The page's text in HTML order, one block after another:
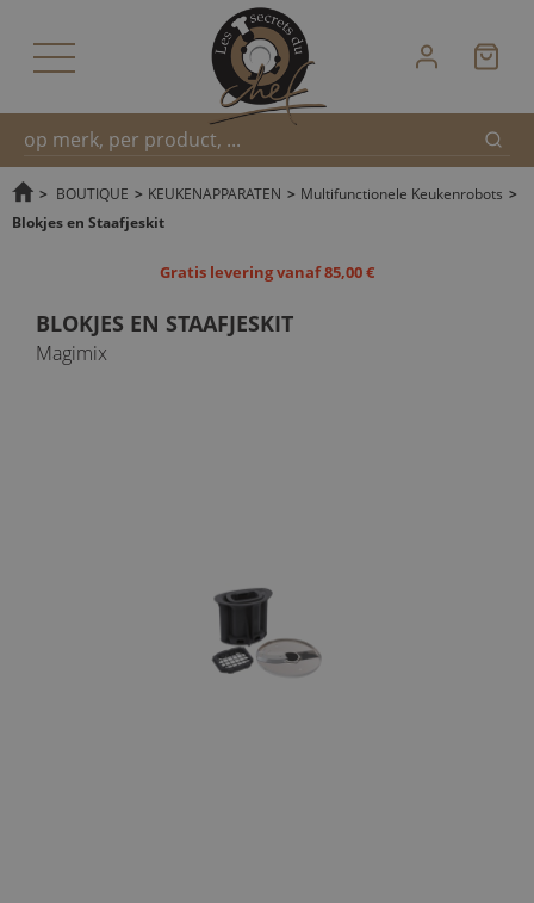
Snel
> BOUTIQUE > KEUKENAPPARATEN > Multifunctionele Keukenrobots >
Blokjes en Staafjeskit
Gratis levering vanaf 85,00 €
BLOKJES EN STAAFJESKIT
Magimix